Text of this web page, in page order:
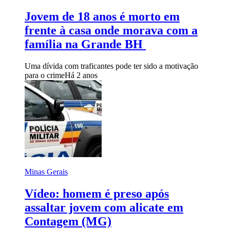
Jovem de 18 anos é morto em
frente à casa onde morava com a
família na Grande BH
Uma dívida com traficantes pode ter sido a motivação
para o crimeHá 2 anos
Minas Gerais
Vídeo: homem é preso após
assaltar jovem com alicate em
Contagem (MG)